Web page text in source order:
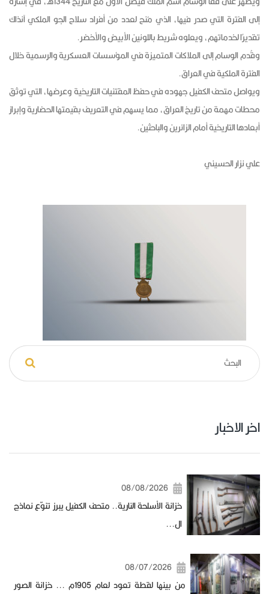
إلى الفترة التي صدر فيها، الذي مُنح لعدد من أفراد سلاح الجو الملكي آنذاك
تقديرًا لخدماتهم، ويعلوه شريط باللونين الأبيض والأخضر.
وقُدم الوسام إلى الملاكات المتميزة في المؤسسات العسكرية والرسمية خلال
الفترة الملكية في العراق.
ويواصل متحف الكفيل جهوده في حفظ المقتنيات التاريخية وعرضها، التي توثق
محطات مهمة من تاريخ العراق، مما يسهم في التعريف بقيمتها الحضارية وإبراز
أبعادها التاريخية أمام الزائرين والباحثين.
علي نزار الحسيني
اخر الاخبار
08/08/2026
خزانة الأسلحة النارية.. متحف الكفيل يبرز تنوّع نماذج
ال...
08/07/2026
من بينها لقطة تعود لعام 1905م ... خزانة الصور